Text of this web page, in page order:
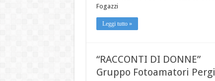
Fogazzi
Leggi tutto »
“RACCONTI DI DONNE”
Gruppo Fotoamatori